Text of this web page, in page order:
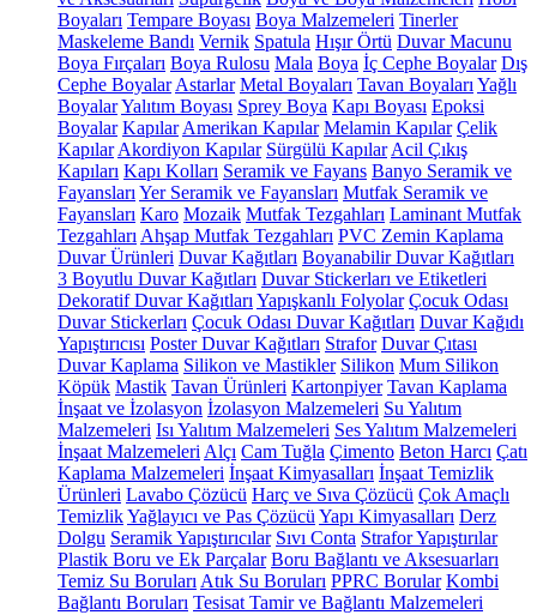
Boyaları Tempare Boyası Boya Malzemeleri Tinerler
Maskeleme Bandı Vernik Spatula Hışır Örtü Duvar Macunu
Boya Fırçaları Boya Rulosu Mala Boya İç Cephe Boyalar Dış
Cephe Boyalar Astarlar Metal Boyaları Tavan Boyaları Yağlı
BoyalarYalıtım Boyası Sprey Boya Kapı Boyası Epoksi
Boyalar Kapılar Amerikan Kapılar Melamin Kapılar Çelik
Kapılar Akordiyon Kapılar Sürgülü Kapılar Acil Çıkış
Kapıları Kapı Kolları Seramik ve Fayans Banyo Seramik ve
Fayansları Yer Seramik ve Fayansları Mutfak Seramik ve
Fayansları Karo Mozaik Mutfak Tezgahları Laminant Mutfak
Tezgahları Ahşap Mutfak Tezgahları PVC Zemin Kaplama
Duvar Ürünleri Duvar Kağıtları Boyanabilir Duvar Kağıtları
3 Boyutlu Duvar Kağıtları Duvar Stickerları ve Etiketleri
Dekoratif Duvar Kağıtları Yapışkanlı Folyolar Çocuk Odası
Duvar Stickerları Çocuk Odası Duvar Kağıtları Duvar Kağıdı
Yapıştırıcısı Poster Duvar Kağıtları Strafor Duvar Çıtası
Duvar Kaplama Silikon ve Mastikler Silikon Mum Silikon
Köpük Mastik Tavan Ürünleri Kartonpiyer Tavan Kaplama
İnşaat ve İzolasyon İzolasyon Malzemeleri Su Yalıtım
Malzemeleri Isı Yalıtım Malzemeleri Ses Yalıtım Malzemeleri
İnşaat Malzemeleri Alçı Cam Tuğla Çimento Beton Harcı Çatı
Kaplama Malzemeleri İnşaat Kimyasalları İnşaat Temizlik
Ürünleri Lavabo Çözücü Harç ve Sıva Çözücü Çok Amaçlı
TemizlikYağlayıcı ve Pas Çözücü Yapı Kimyasalları Derz
Dolgu Seramik Yapıştırıcılar Sıvı Conta Strafor Yapıştırılar
Plastik Boru ve Ek Parçalar Boru Bağlantı ve Aksesuarları
Temiz Su Boruları Atık Su Boruları PPRC Borular Kombi
Bağlantı Boruları Tesisat Tamir ve Bağlantı Malzemeleri